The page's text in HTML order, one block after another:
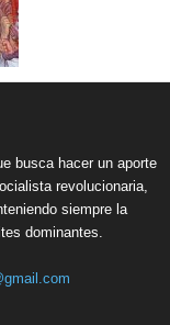
busca hacer un aporte
revolucionaria,
siempre la
dominantes.